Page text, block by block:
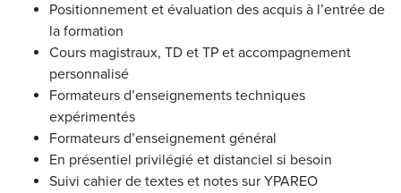
Positionnement et évaluation des acquis à l’entrée de
la formation
Cours magistraux, TD et TP et accompagnement
personnalisé
Formateurs d’enseignements techniques
expérimentés
Formateurs d’enseignement général
En présentiel privilégié et distanciel si besoin
Suivi cahier de textes et notes sur YPAREO